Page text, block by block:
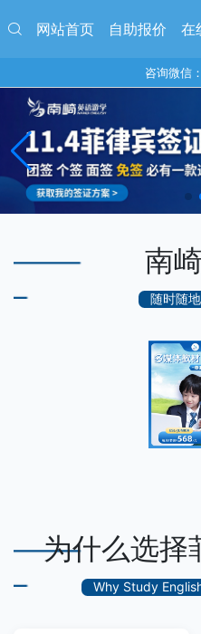
网站首页 自助报价 在
咨询微信
南
随时随
为什么选择
Why Study